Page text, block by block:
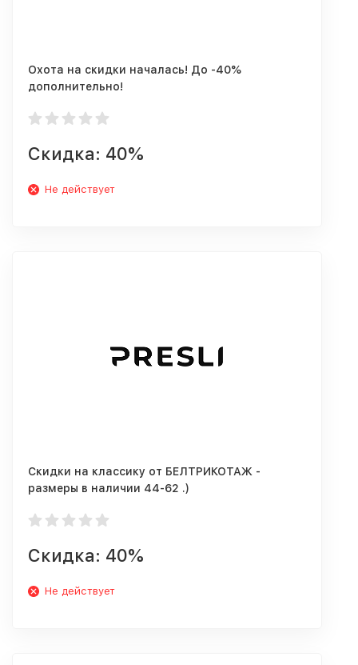
Охота на скидки началась! До -40%
дополнительно!
Скидка: 40%
Не действует
Скидки на классику от БЕЛТРИКОТАЖ -
размеры в наличии 44-62 .)
Скидка: 40%
Не действует